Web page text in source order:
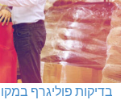
בדיקות פוליגרף